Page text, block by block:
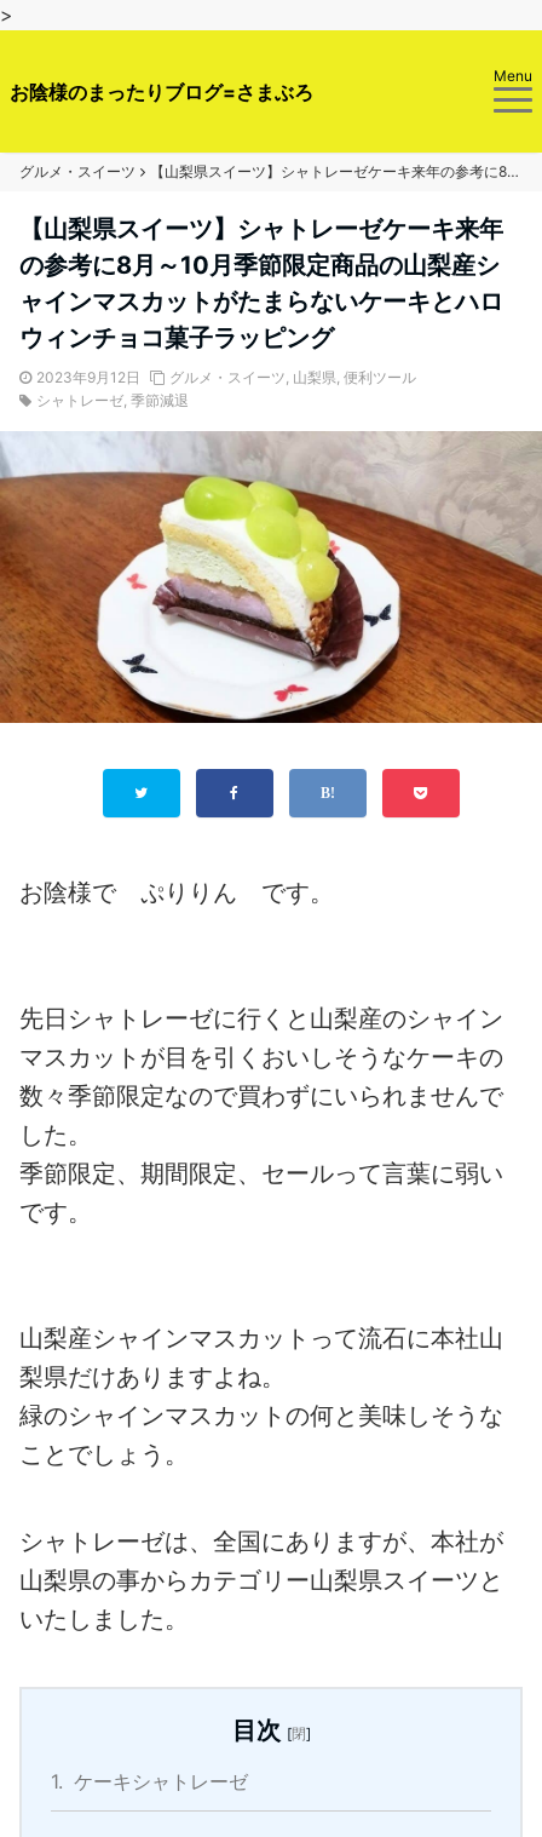
>
お陰様のまったりブログ=さまぶろ
Menu
グルメ・スイーツ 【山梨県スイーツ】シャトレーゼケーキ来年の参考に8月～10月季節限定商品の山梨産シャインマスカットがたまらないケーキとハロウィンチョコ菓子ラッピング
【山梨県スイーツ】シャトレーゼケーキ来年
の参考に8月～10月季節限定商品の山梨産シ
ャインマスカットがたまらないケーキとハロ
ウィンチョコ菓子ラッピング
2023年9月12日 グルメ・スイーツ, 山梨県, 便利ツール
シャトレーゼ, 季節減退
お陰様で ぷりりん です。
先日シャトレーゼに行くと山梨産のシャイン
マスカットが目を引くおいしそうなケーキの
数々季節限定なので買わずにいられませんで
した。
季節限定、期間限定、セールって言葉に弱い
です。
山梨産シャインマスカットって流石に本社山
梨県だけありますよね。
緑のシャインマスカットの何と美味しそうな
ことでしょう。
シャトレーゼは、全国にありますが、本社が
山梨県の事からカテゴリー山梨県スイーツと
いたしました。
目次 [閉]
1. ケーキシャトレーゼ